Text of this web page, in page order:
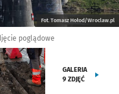
Fot. Tomasz Hołod/Wroclaw.pl
poglądowe
GALERIA
9 ZDJĘĆ